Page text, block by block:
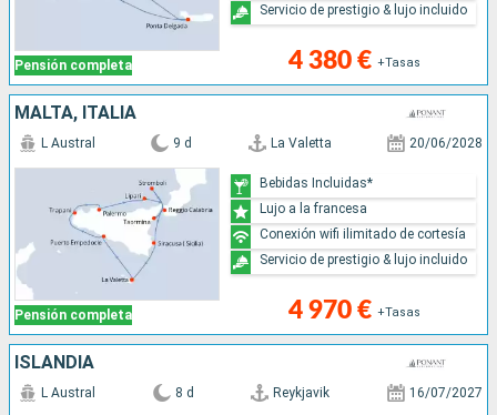
Pensión completa 4 380 € +Tasas
Servicio de prestigio & lujo incluido
MALTA, ITALIA
Pensión completa
L Austral 9 d La Valetta 20/06/2028
4 970 € +Tasas
Bebidas Incluidas*
Lujo a la francesa
Conexión wifi ilimitado de cortesía
Servicio de prestigio & lujo incluido
ISLANDIA
L Austral 8 d Reykjavik 16/07/2027